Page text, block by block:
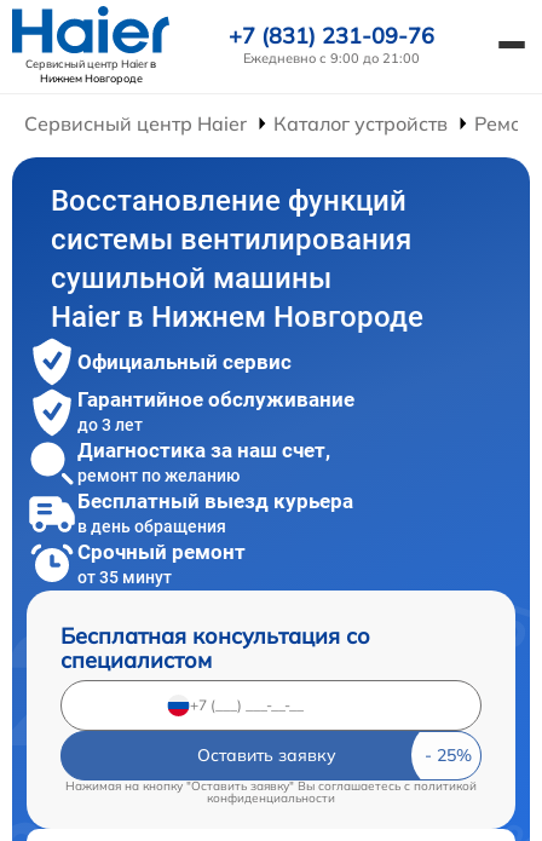
Сервисный центр Haierв
Нижнем Новгороде
+7 (831) 231-09-76
Ежедневно с 9:00 до 21:00
Сервисный центр Haier Каталог устройств
Восстановление функций
системы вентилирования
сушильной машины
Haier в Нижнем Новгороде
Официальный сервис
Гарантийное обслуживание
до 3 лет
Диагностика за наш счет,
ремонт по желанию
Бесплатный выезд курьера
в день обращения
Срочный ремонт
от 35 минут
Бесплатная консультация со
специалистом
Оставить заявку
Нажимая на кнопку "Оставить заявку" Вы соглашаетесь cполитикой
конфиденциальности